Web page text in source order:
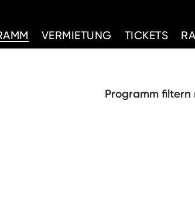
VERMIETUNG TICKETS
Programm filtern